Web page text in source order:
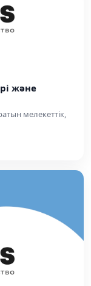
және
мелекеттік,